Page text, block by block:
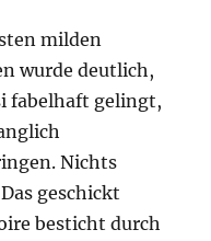
milden
wurde deutlich,
fabelhaft gelingt,
Nichts
geschickt
besticht durch